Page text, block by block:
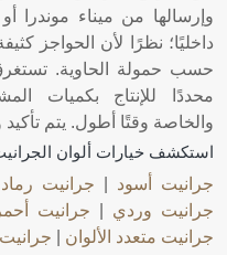
وإرسالها من ميناء موندرا
داخليًا؛ نظرًا لأن الحواجز
حسب حمولة الحاوية.
محددًا للإنتاج بكميات
والخاصة وقتًا أطول. يتم
استكشف خيارات ألوان
جرانيت أسود
جرانيت
جرانيت وردي
جرانيت أحمر
جرانيت متعدد الألوان